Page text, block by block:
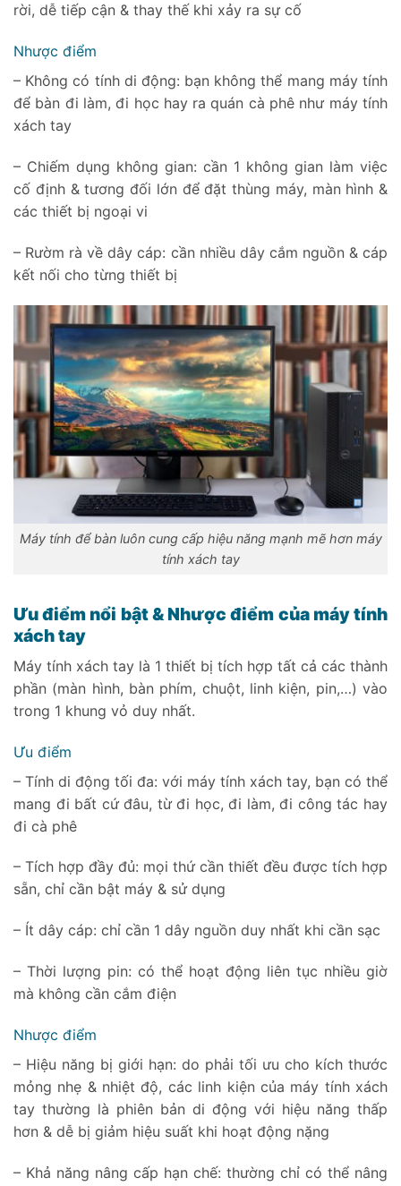
rời, dễ tiếp cận & thay thế khi xảy ra sự cố
Nhược điểm
– Không có tính di động: bạn không thể mang máy tính
để bàn đi làm, đi học hay ra quán cà phê như máy tính
xách tay
– Chiếm dụng không gian: cần 1 không gian làm việc
cố định & tương đối lớn để đặt thùng máy, màn hình &
các thiết bị ngoại vi
– Rườm rà về dây cáp: cần nhiều dây cắm nguồn & cáp
kết nối cho từng thiết bị
Máy tính để bàn luôn cung cấp hiệu năng mạnh mẽ hơn máy
tính xách tay
Ưu điểm nổi bật & Nhược điểm của máy tính
xách tay
Máy tính xách tay là 1 thiết bị tích hợp tất cả các thành
phần (màn hình, bàn phím, chuột, linh kiện, pin,…) vào
trong 1 khung vỏ duy nhất.
Ưu điểm
– Tính di động tối đa: với máy tính xách tay, bạn có thể
mang đi bất cứ đâu, từ đi học, đi làm, đi công tác hay
đi cà phê
– Tích hợp đầy đủ: mọi thứ cần thiết đều được tích hợp
sẵn, chỉ cần bật máy & sử dụng
– Ít dây cáp: chỉ cần 1 dây nguồn duy nhất khi cần sạc
– Thời lượng pin: có thể hoạt động liên tục nhiều giờ
mà không cần cắm điện
Nhược điểm
– Hiệu năng bị giới hạn: do phải tối ưu cho kích thước
mỏng nhẹ & nhiệt độ, các linh kiện của máy tính xách
tay thường là phiên bản di động với hiệu năng thấp
hơn & dễ bị giảm hiệu suất khi hoạt động nặng
– Khả năng nâng cấp hạn chế: thường chỉ có thể nâng